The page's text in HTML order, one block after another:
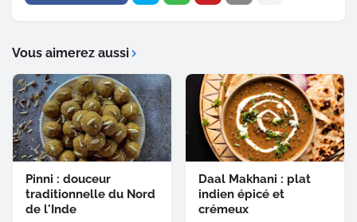
Vous aimerez aussi
Pinni : douceur
traditionnelle du Nord
de l'Inde
Daal Makhani : plat
indien épicé et
crémeux